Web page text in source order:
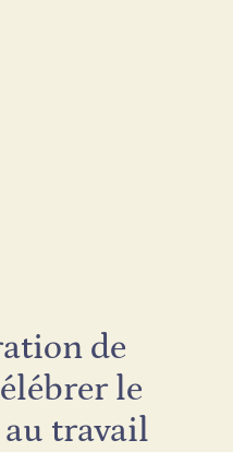
de
le
au travail